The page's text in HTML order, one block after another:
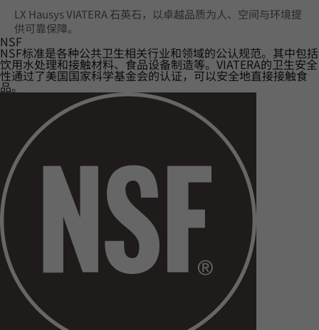
LX Hausys VIATERA 石英石，以卓越品质为人、空间与环境提
供可靠保障。
NSF
NSF标准是各种公共卫生相关行业和领域的公认规范。其中包括
饮用水处理和接触材料、食品设备制造等。VIATERA的卫生安全
性通过了美国国家科学基金会的认证，可以安全地直接接触食
品。